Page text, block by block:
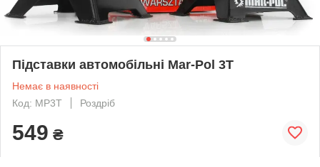
Підставки автомобільні Mar-Pol 3Т
Немає в наявності
Код: MP3T
Роздріб
549 ₴